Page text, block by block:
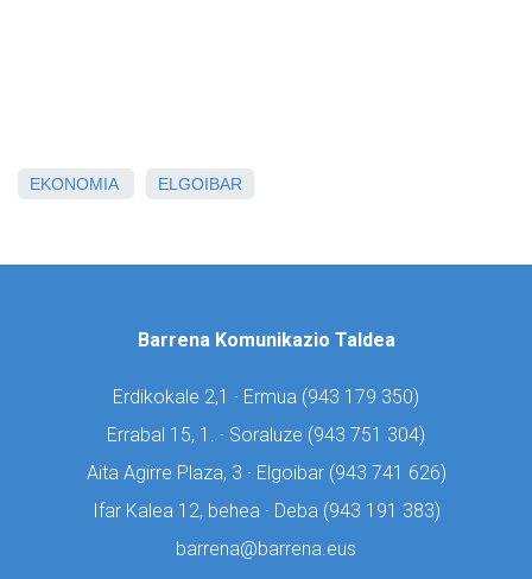
EKONOMIA ELGOIBAR
Barrena Komunikazio Taldea
Erdikokale 2,1 · Ermua (943 179 350)
Errabal 15, 1. · Soraluze (943 751 304)
Aita Agirre Plaza, 3 · Elgoibar (943 741 626)
Ifar Kalea 12, behea · Deba (943 191 383)
barrena@barrena.eus